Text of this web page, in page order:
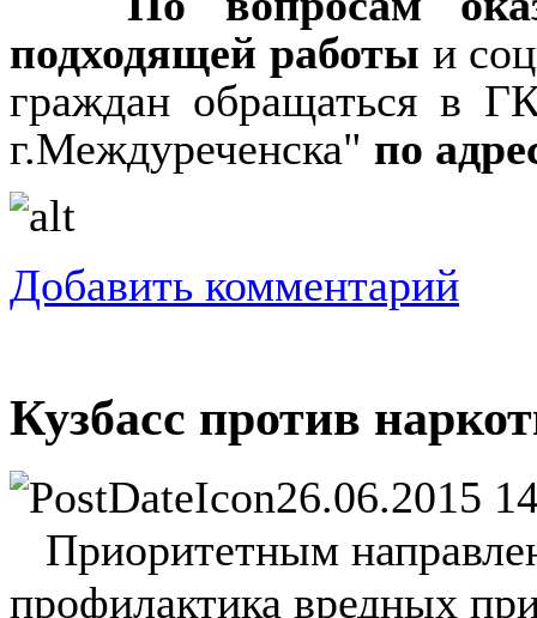
подходящей работы и
граждан обращаться в
г.Междуреченска" по
Добавить комментарий
Кузбасс против
26.06.2015
Приоритетным
профилактика вредных